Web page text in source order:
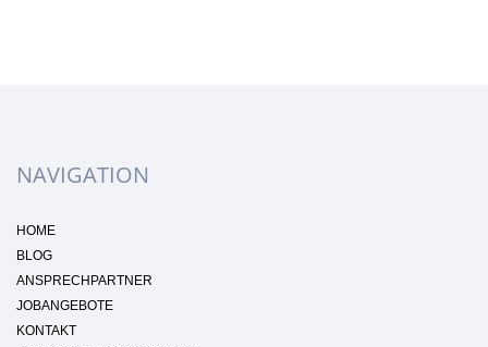
NAVIGATION
HOME
BLOG
ANSPRECHPARTNER
JOBANGEBOTE
KONTAKT